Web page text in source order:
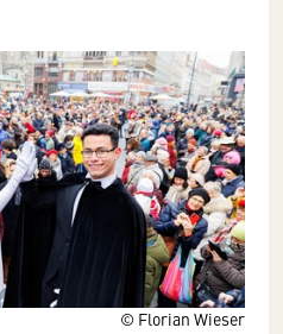
© Florian Wieser